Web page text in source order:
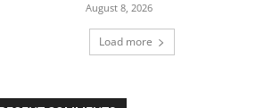
August 8, 2026
Load more